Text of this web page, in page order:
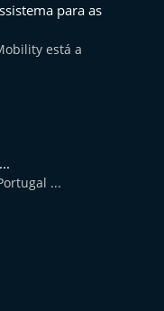
para as
está a
...